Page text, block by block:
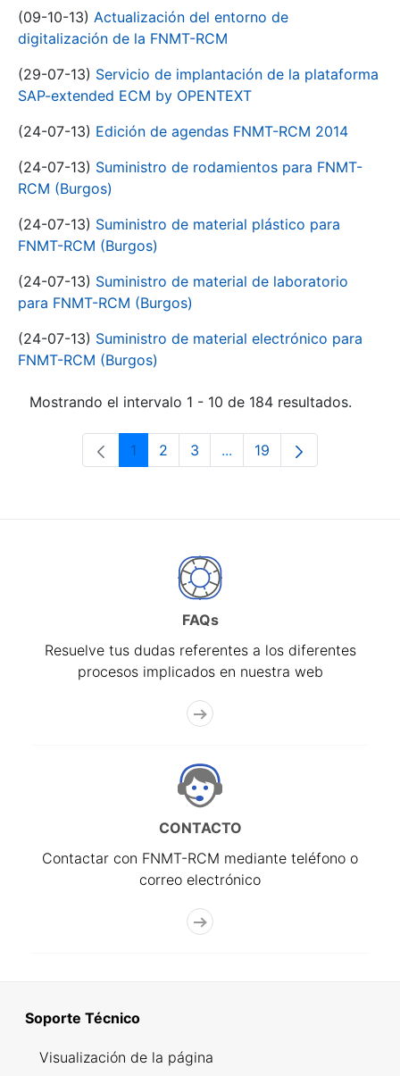
(09-10-13) Actualización del entorno de
digitalización de la FNMT-RCM
(29-07-13) Servicio de implantación de la plataforma
SAP-extended ECM by OPENTEXT
(24-07-13) Edición de agendas FNMT-RCM 2014
(24-07-13) Suministro de rodamientos para FNMT-
RCM (Burgos)
(24-07-13) Suministro de material plástico para
FNMT-RCM (Burgos)
(24-07-13) Suministro de material de laboratorio
para FNMT-RCM (Burgos)
(24-07-13) Suministro de material electrónico para
FNMT-RCM (Burgos)
Mostrando el intervalo 1 - 10 de 184 resultados.
Página
1 Página
2 Página
3 ...Páginas intermedias Use
Página
19
FAQs
Resuelve tus dudas referentes a los diferentes
procesos implicados en nuestra web
CONTACTO
Contactar con FNMT-RCM mediante teléfono o
correo electrónico
Soporte Técnico
Visualización de la página